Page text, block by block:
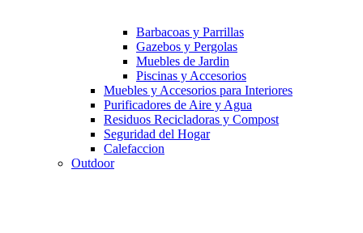
Barbacoas y Parrillas
Gazebos y Pergolas
Muebles de Jardin
Piscinas y Accesorios
Muebles y Accesorios para Interiores
Purificadores de Aire y Agua
Residuos Recicladoras y Compost
Seguridad del Hogar
Calefaccion
Outdoor